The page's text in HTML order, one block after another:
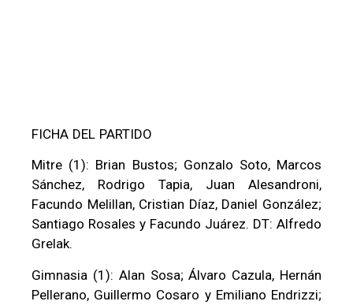
FICHA DEL PARTIDO
Mitre (1): Brian Bustos; Gonzalo Soto, Marcos
Sánchez, Rodrigo Tapia, Juan Alesandroni,
Facundo Melillan, Cristian Díaz, Daniel González;
Santiago Rosales y Facundo Juárez. DT: Alfredo
Grelak.
Gimnasia (1): Alan Sosa; Álvaro Cazula, Hernán
Pellerano, Guillermo Cosaro y Emiliano Endrizzi;